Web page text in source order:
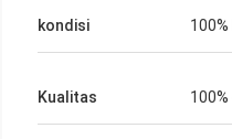
kondisi
Kualitas 100%